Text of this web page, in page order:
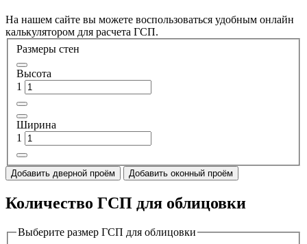
На нашем сайте вы можете воспользоваться удобным онлайн
калькулятором для расчета ГСП.
Размеры стен
Высота
1
Ширина
1
Добавить дверной проём Добавить оконный проём
Количество ГСП для облицовки
Выберите размер ГСП для облицовки